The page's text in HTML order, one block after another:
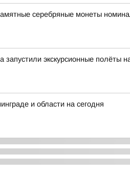
серебряные монеты
запустили экскурсионные
и области на сегодня